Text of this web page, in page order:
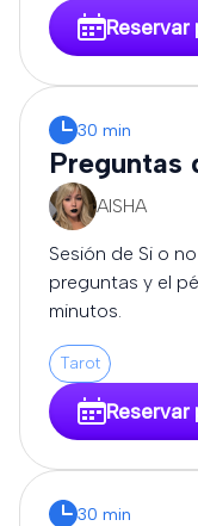
Reservar
30 min
Preguntas
AISHA
Sesión de Si o
preguntas y el
minutos.
Tarot
Reservar
30 min